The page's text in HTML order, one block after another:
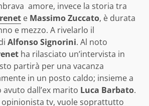
amore, invece la storia tra
e Massimo Zuccato, è durata
e mezzo. A rivelarlo il
Alfonso Signorini. Al noto
ha rilasciato un’intervista in
partirà per una vacanza
in un posto caldo; insieme a
dall’ex marito Luca Barbato.
opinionista tv, vuole soprattutto